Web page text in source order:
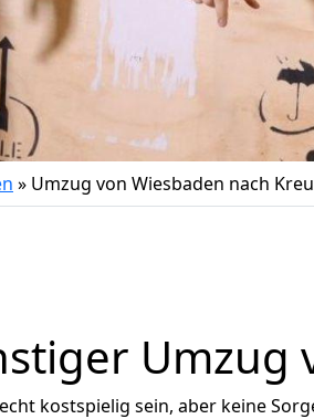
» Umzug von Wiesbaden nach
Umzug
kostspielig sein, aber keine